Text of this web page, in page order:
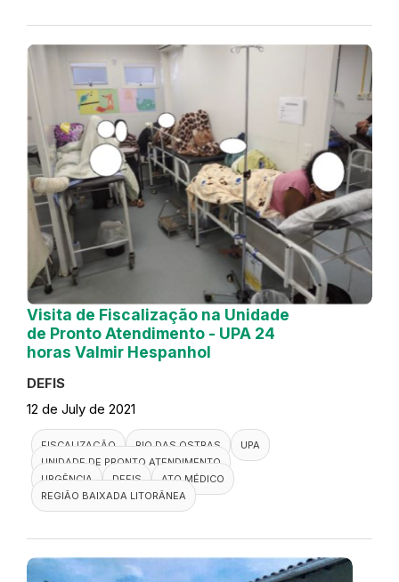
Visita de Fiscalização na Unidade
de Pronto Atendimento - UPA 24
horas Valmir Hespanhol
DEFIS
12 de July de 2021
FISCALIZAÇÃO RIO DAS OSTRAS
UPA
UNIDADE DE PRONTO ATENDIMENTO
URGÊNCIA
DEFIS
ATO MÉDICO
REGIÃO BAIXADA LITORÂNEA